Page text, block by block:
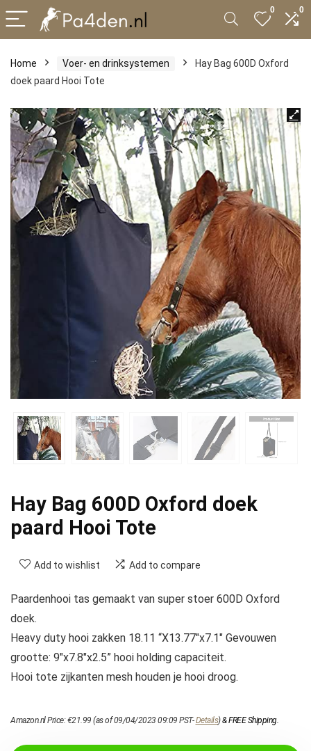
0 0
Home Voer- en drinksystemen
Hay Bag 600D Oxford
doek paard Hooi Tote
Hay Bag 600D Oxford doek
paard Hooi Tote
Add to wishlist Add to compare
Paardenhooi tas gemaakt van super stoer 600D Oxford
doek.
Heavy duty hooi zakken 18.11 “X13.77″x7.1″ Gevouwen
grootte: 9″x7.8″x2.5” hooi holding capaciteit.
Hooi tote zijkanten mesh houden je hooi droog.
Amazon.nl Price:€21.99 (as of 09/04/2023 09:09 PST-Details)&FREE Shipping.